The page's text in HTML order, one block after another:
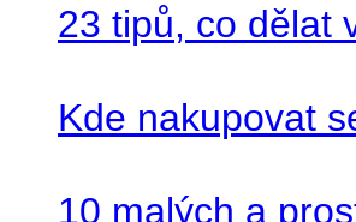
23 tipů, co dělat
Kde nakupovat
10 malých a